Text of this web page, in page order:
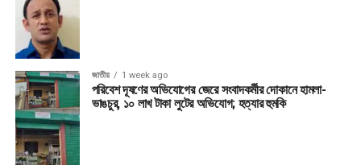
জাতীয় 1 week ago
পরিবেশ দূষণের অভিযোগের জেরে সংবাদকর্মীর দোকানে হামলা-
ভাঙচুর, ১০ লাখ টাকা লুটের অভিযোগ; হত্যার হুমকি